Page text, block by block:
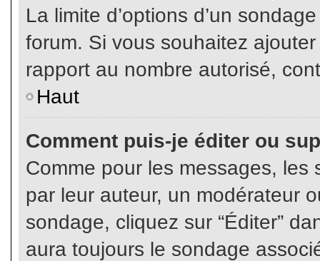
La limite d’options d’un
forum. Si vous souhaitez
rapport au nombre autorisé,
Haut
Comment puis-je éditer ou
Comme pour les messages,
par leur auteur, un modérateur
sondage, cliquez sur “Éditer”
aura toujours le sondage